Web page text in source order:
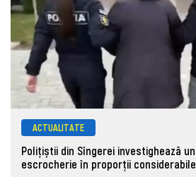
ACTUALITATE
Polițiștii din Sîngerei investighează
escrocherie în proporții considerabile